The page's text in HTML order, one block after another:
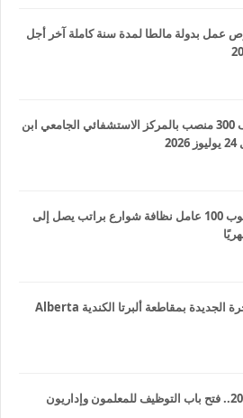
عمل بدولة مالطا لمدة سنة كاملة آخر أجل
مباراة توظيف 300 منصب بالمركز الاستشفائي الجامعي ابن
إسبانيا : مطلوب 100 عامل نظافة شوارع براتب يصل إلى
استمارة الهجرة الجديدة بمقاطعة ألبرتا الكندية Alberta
السعودية 2026.. فتح باب التوظيف للمعلمون وإداريون